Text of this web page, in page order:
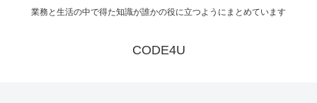
業務と生活の中で得た知識が誰かの役に立つようにまとめています
CODE4U